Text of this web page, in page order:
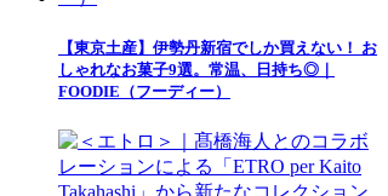
【東京土産】伊勢丹新宿でしか買えない！ お
しゃれなお菓子9選。常温、日持ち◎｜
FOODIE（フーディー）